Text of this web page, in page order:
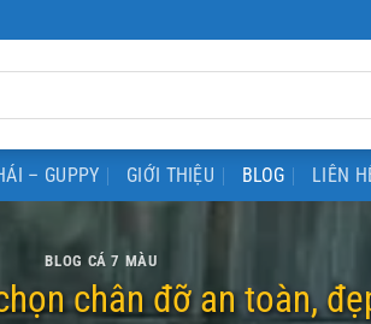
– GUPPY GIỚI THIỆU BLOG LIÊN
BLOG CÁ 7 MÀU
chân đỡ an toàn,